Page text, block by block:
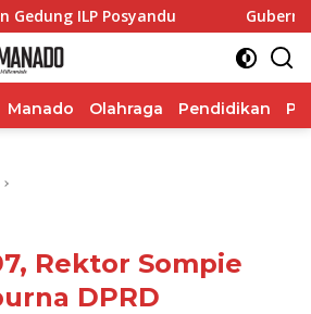
Gubernur Sulut Yulius
Manado Olahraga Pendidikan
Rektor Sompie
DPRD